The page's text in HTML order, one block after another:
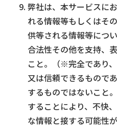
弊社は、本サービスに
れる情報等もしくはそ
供等される情報等につ
合法性その他を支持、
こと。（※完全であり
又は信頼できるもので
するものではないこと
することにより、不快
な情報と接する可能性